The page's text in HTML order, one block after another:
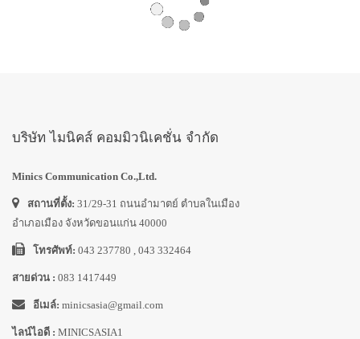
บริษัท ไมนิคส์ คอมมิวนิเคชั่น จำกัด
Minics Communication Co.,Ltd.
สถานที่ตั้ง: 31/29-31 ถนนอำมาตย์ ตำบลในเมือง
อำเภอเมือง จังหวัดขอนแก่น 40000
โทรศัพท์: 043 237780 , 043 332464
สายด่วน : 083 1417449
อีเมล์: minicsasia@gmail.com
ไลน์ไอดี : MINICSASIA1